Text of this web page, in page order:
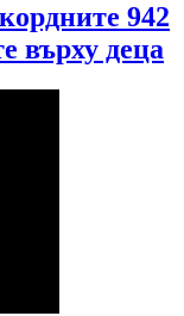
942
върху деца